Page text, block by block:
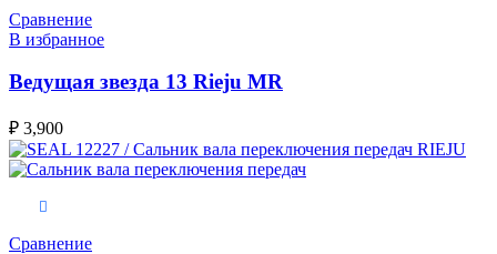
Сравнение
В избранное
Ведущая звезда 13 Rieju MR
₽ 3,900
Сравнение